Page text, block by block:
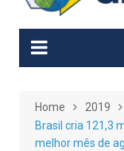
Home 2019
Brasil cria 121,3
melhor mês de